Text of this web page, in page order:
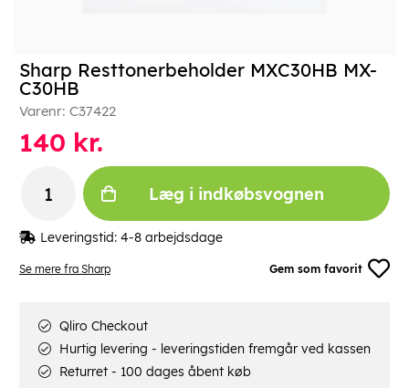
Se mere fra Sharp Gem som favorit
Sharp Resttonerbeholder MXC30HB MX-
C30HB
Varenr: C37422
140 kr.
Læg i indkøbsvognen
Leveringstid: 4-8 arbejdsdage
Qliro Checkout
Hurtig levering - leveringstiden fremgår ved kassen
Returret - 100 dages åbent køb